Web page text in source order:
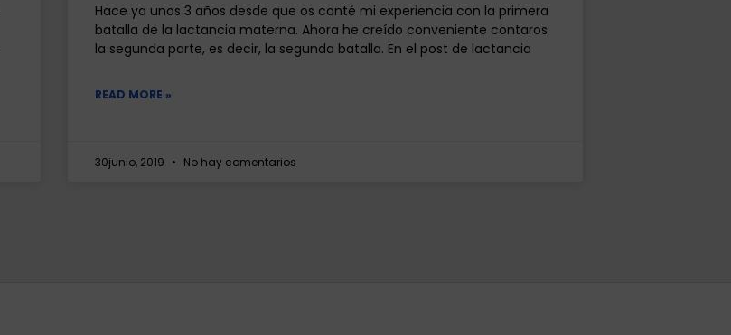
Hace ya unos 3 años desde que os conté mi experiencia con la primera
batalla de la lactancia materna. Ahora he creído conveniente contaros
la segunda parte, es decir, la segunda batalla. En el post de lactancia
READ MORE »
30junio, 2019 No hay comentarios